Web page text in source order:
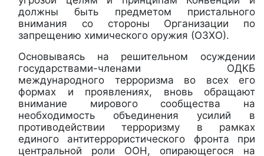
должны быть предметом пристального
внимания со стороны Организации по
запрещению химического оружия (ОЗХО).
Основываясь на решительном осуждении
государствами-членами ОДКБ
международного терроризма во всех его
формах и проявлениях, вновь обращают
внимание мирового сообщества на
необходимость объединения усилий в
противодействии терроризму в рамках
единого антитеррористического фронта при
центральной роли ООН, опирающегося на